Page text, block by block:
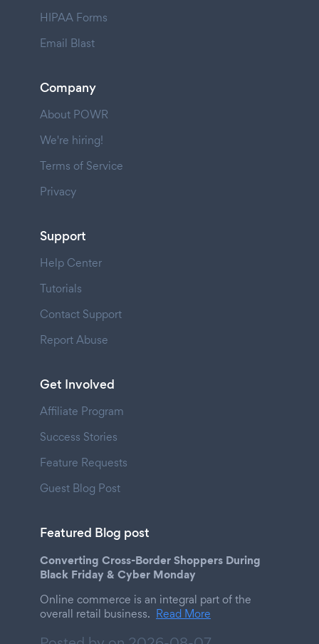
HIPAA Forms
Email Blast
Company
About POWR
We're hiring!
Terms of Service
Privacy
Support
Help Center
Tutorials
Contact Support
Report Abuse
Get Involved
Affiliate Program
Success Stories
Feature Requests
Guest Blog Post
Featured Blog post
Converting Cross-Border Shoppers During
Black Friday & Cyber Monday
Online commerce is an integral part of the
overall retail business. Read More